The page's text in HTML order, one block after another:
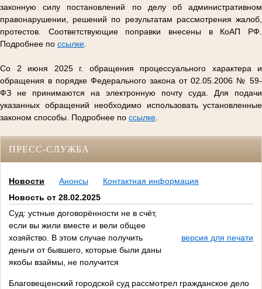
законную силу постановлений по делу об административном
правонарушении, решений по результатам рассмотрения жалоб,
протестов. Соответствующие поправки внесены в КоАП РФ.
Подробнее по ссылке
Со 2 июня 2025 г. обращения процессуального характера и
обращения в порядке Федерального закона от 02.05.2006 № 59-
ФЗ не принимаются на электронную почту суда. Для подачи
указанных обращений необходимо использовать установленные
законом способы. Подробнее по ссылке
ПРЕСС-СЛУЖБА
Новости Анонсы
Контактная информация
Новость от 28.02.2025
Суд: устные договорённости не в счёт,
если вы жили вместе и вели общее
хозяйство. В этом случае получить
деньги от бывшего, которые были даны
якобы взаймы, не получится
версия для печати
Благовещенский городской суд рассмотрел гражданское дело